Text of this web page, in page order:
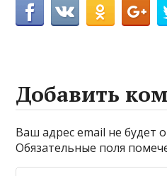
Добавить
Ваш адрес email не будет
Обязательные поля